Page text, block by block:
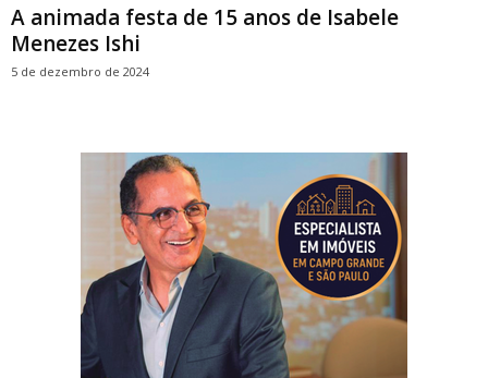
A animada festa de 15 anos de Isabele
Menezes Ishi
5 de dezembro de 2024